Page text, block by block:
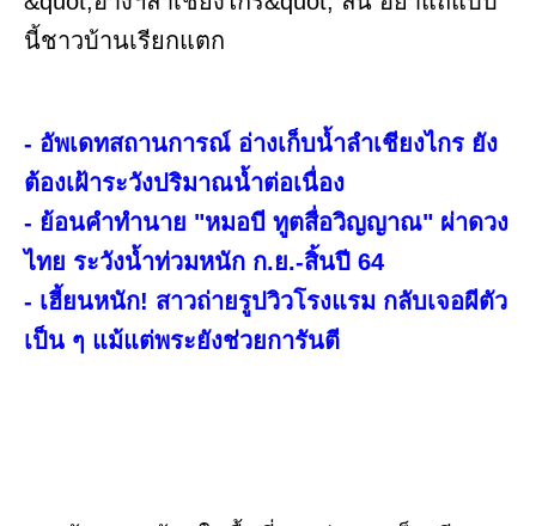
- อัพเดทสถานการณ์ อ่างเก็บน้ำลำเชียงไกร ยัง
ต้องเฝ้าระวังปริมาณน้ำต่อเนื่อง
- ย้อนคำทำนาย "หมอบี ทูตสื่อวิญญาณ" ผ่าดวง
ไทย ระวังน้ำท่วมหนัก ก.ย.-สิ้นปี 64
- เฮี้ยนหนัก! สาวถ่ายรูปวิวโรงแรม กลับเจอผีตัว
เป็น ๆ แม้แต่พระยังช่วยการันตี